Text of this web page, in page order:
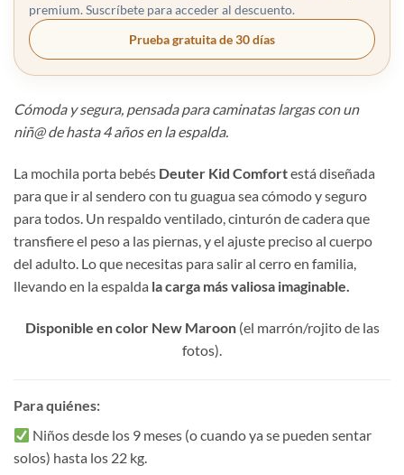
premium. Suscríbete para acceder al descuento.
Prueba gratuita de 30 días
Cómoda y segura, pensada para caminatas largas con un
niñ@ de hasta 4 años en la espalda.
La mochila porta bebés Deuter Kid Comfortestá diseñada
para que ir al sendero con tu guagua sea cómodo y seguro
para todos. Un respaldo ventilado, cinturón de cadera que
transfiere el peso a las piernas, y el ajuste preciso al cuerpo
del adulto. Lo que necesitas para salir al cerro en familia,
llevando en la espalda la carga más valiosa imaginable.
Disponible en color New Maroon(el marrón/rojito de las
fotos).
Para quiénes:
Niños desde los 9 meses (o cuando ya se pueden sentar
solos) hasta los 22 kg.